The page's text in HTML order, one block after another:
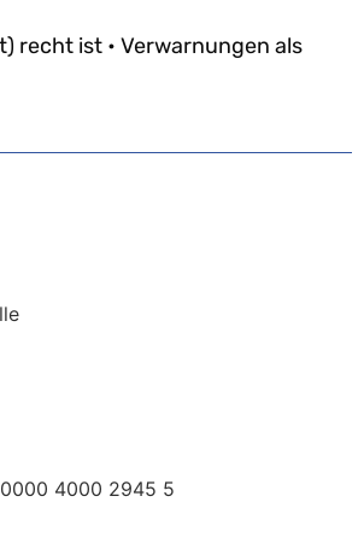
recht ist • Verwarnungen als
4000 2945 5